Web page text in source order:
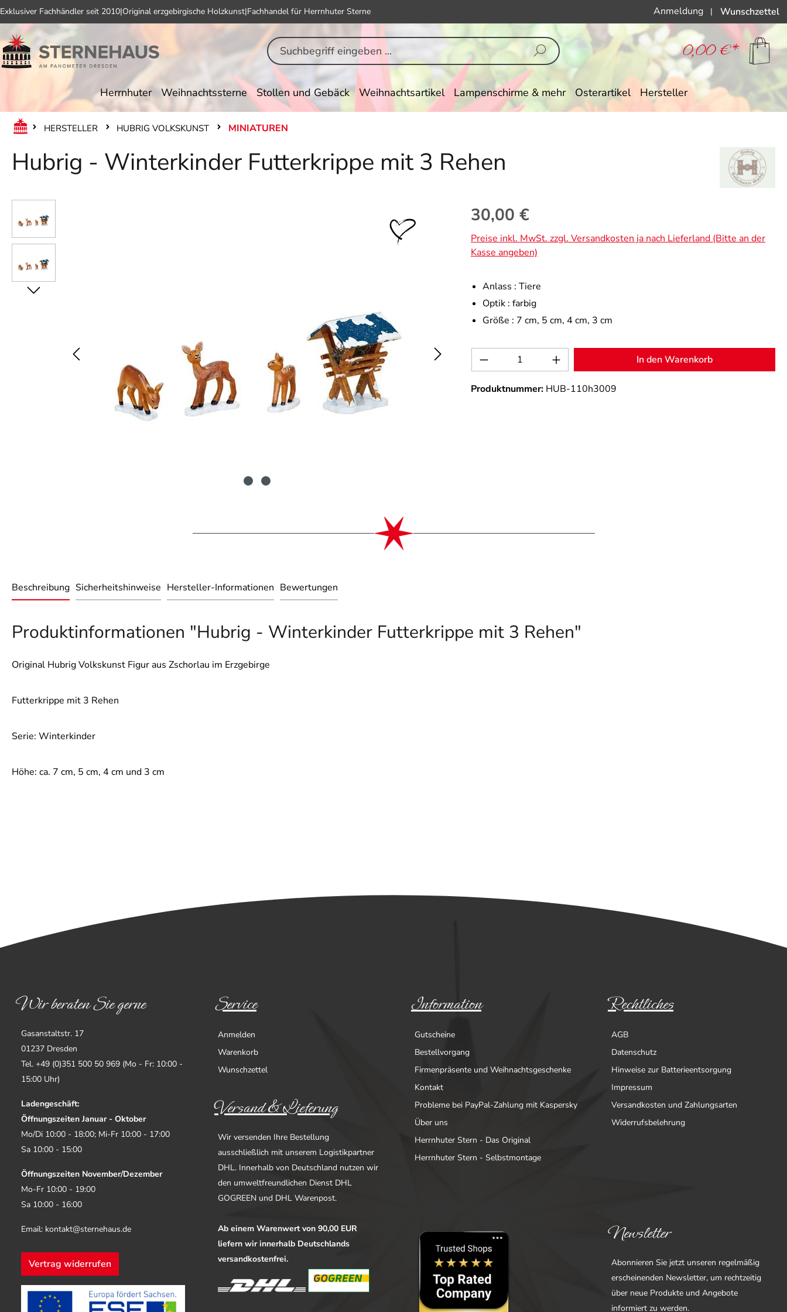
Hauptinhalt springen
Zur Suche springen
Zur Hauptnavigation springen
Exklusiver Fachhändler seit 2010|Original erzgebirgische Holzkunst|Fachhandel für Herrnhuter Sterne Anmeldung | Wunschzettel
0,00 €*
Herrnhuter Weihnachtssterne Stollen und Gebäck Weihnachtsartikel Lampenschirme & mehr Osterartikel Hersteller
HERSTELLER HUBRIG VOLKSKUNST MINIATUREN
Hubrig - Winterkinder Futterkrippe mit 3 Rehen
Regulärer Preis:
30,00 €
Preise inkl. MwSt. zzgl. Versandkosten ja nach Lieferland (Bitte an der
Kasse angeben)
Anlass : Tiere
Optik : farbig
Größe : 7 cm, 5 cm, 4 cm, 3 cm
Produkt Anzahl: Gib den gewünschten Wert ein
In den Warenkorb
Produktnummer: HUB-110h3009
Beschreibung Sicherheitshinweise Hersteller-Informationen Bewertungen
Produktinformationen "Hubrig - Winterkinder Futterkrippe mit 3 Rehen"
Original Hubrig Volkskunst Figur aus Zschorlau im Erzgebirge
Futterkrippe mit 3 Rehen
Serie: Winterkinder
Höhe: ca. 7 cm, 5 cm, 4 cm und 3 cm
Wir beraten Sie gerne
Gasanstaltstr. 17
01237 Dresden
Tel. +49 (0)351 500 50 969 (Mo - Fr: 10:00 -
15:00 Uhr)
Ladengeschäft:
Öffnungszeiten Januar - Oktober
Mo/Di 10:00 - 18:00; Mi-Fr 10:00 - 17:00
Sa 10:00 - 15:00
Öffnungszeiten November/Dezember
Mo-Fr 10:00 - 19:00
Sa 10:00 - 16:00
Email: kontakt@sternehaus.de
Vertrag widerrufen
Service
Anmelden
Warenkorb
Wunschzettel
Information
Gutscheine
Bestellvorgang
Firmenpräsente und Weihnachtsgeschenke
Kontakt
Probleme bei PayPal-Zahlung mit Kaspersky
Über uns
Herrnhuter Stern - Das Original
Herrnhuter Stern - Selbstmontage
Rechtliches
AGB
Datenschutz
Hinweise zur Batterieentsorgung
Impressum
Versandkosten und Zahlungsarten
Widerrufsbelehrung
Versand & Lieferung
Wir versenden Ihre Bestellung
ausschließlich mit unserem Logistikpartner
DHL. Innerhalb von Deutschland nutzen wir
den umweltfreundlichen Dienst DHL
GOGREEN und DHL Warenpost.
Ab einem Warenwert von 90,00 EUR
liefern wir innerhalb Deutschlands
versandkostenfrei.
Newsletter
Abonnieren Sie jetzt unseren regelmäßig
erscheinenden Newsletter, um rechtzeitig
über neue Produkte und Angebote
informiert zu werden.